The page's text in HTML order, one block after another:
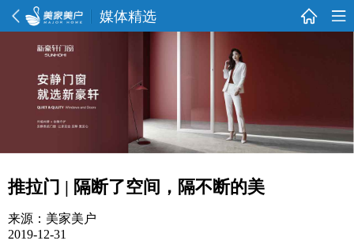
媒体精选
推拉门 | 隔断了空间，隔不断的美
来源：美家美户
2019-12-31